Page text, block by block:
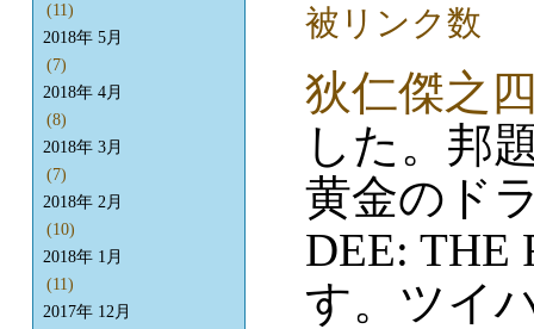
狄仁傑之
した。邦
黄金のド
DEE: THE
す。ツイ
(11)
2018年 5月
(7)
2018年 4月
(8)
2018年 3月
(7)
2018年 2月
(10)
2018年 1月
(11)
2017年 12月